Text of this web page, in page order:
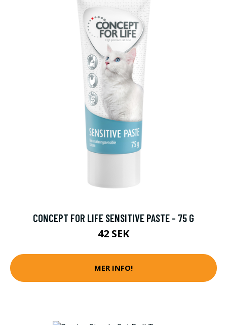
CONCEPT FOR LIFE SENSITIVE PASTE - 75 G
42 SEK
MER INFO!